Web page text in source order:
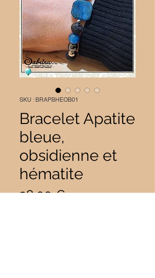
SKU : BRAPBHEOB01
Bracelet Apatite
bleue,
obsidienne et
hématite
28,00 €Prix